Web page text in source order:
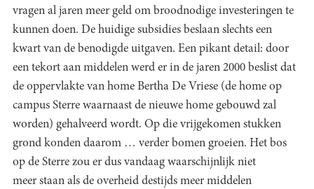
vragen al jaren meer geld om broodnodige investeringen te
kunnen doen. De huidige subsidies beslaan slechts een
kwart van de benodigde uitgaven. Een pikant detail: door
een tekort aan middelen werd er in de jaren 2000 beslist dat
de oppervlakte van home Bertha De Vriese (de home op
campus Sterre waarnaast de nieuwe home gebouwd zal
worden) gehalveerd wordt. Op die vrijgekomen stukken
grond konden daarom … verder bomen groeien. Het bos
op de Sterre zou er dus vandaag waarschijnlijk niet
meer staan als de overheid destijds meer middelen